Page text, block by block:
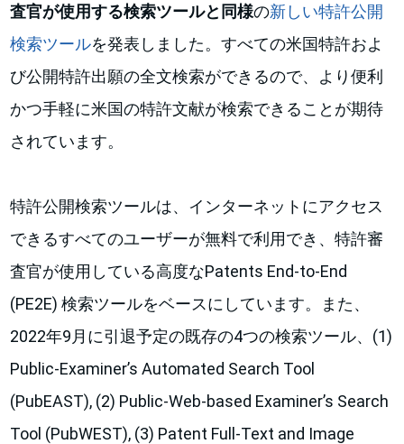
査官が使用する検索ツールと同様の新しい特許公開
検索ツールを発表しました。すべての米国特許およ
び公開特許出願の全文検索ができるので、より便利
かつ手軽に米国の特許文献が検索できることが期待
されています。
特許公開検索ツールは、インターネットにアクセス
できるすべてのユーザーが無料で利用でき、特許審
査官が使用している高度なPatents End-to-End
(PE2E) 検索ツールをベースにしています。また、
2022年9月に引退予定の既存の4つの検索ツール、(1)
Public-Examiner’s Automated Search Tool
(PubEAST), (2) Public-Web-based Examiner’s Search
Tool (PubWEST), (3) Patent Full-Text and Image